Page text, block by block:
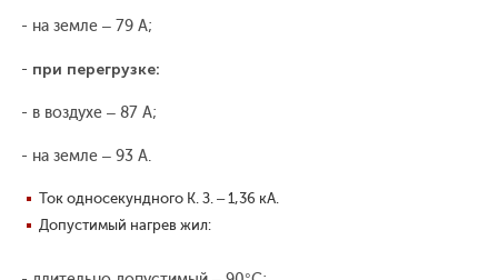
- на земле – 79 А;
- при перегрузке:
- в воздухе – 87 А;
- на земле – 93 А.
Ток односекундного К. З. – 1,36 кА.
Допустимый нагрев жил: